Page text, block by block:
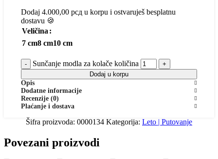
Dodaj 4.000,00 рсд u korpu i ostvaruješ besplatnu
dostavu 🍪
Veličina
7 cm8 cm10 cm
Sunčanje modla za kolače količina
Dodaj u korpu
Opis
Dodatne informacije
Recenzije (0)
Plaćanje i dostava
Šifra proizvoda: 0000134 Kategorija: Leto | Putovanje
Povezani proizvodi
Ovaj proizvod
varijanti. Opcije
Ovaj proizvod
ima više
mogu biti
ima više
Ovaj proizvod
ima više